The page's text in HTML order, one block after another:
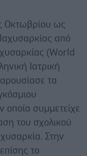
Οκτωβρίου ως
από
(World
Ιατρική
τα
συμμετείχε
του σχολικού
Στην
το